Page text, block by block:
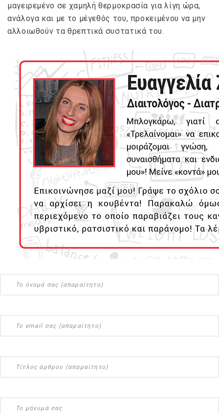
μαγειρεμένο σε χαμηλή θερμοκρασία για λίγη ώρα,
ανάλογα και με το μέγεθός του, προκειμένου να μην
αλλοιωθούν τα θρεπτικά συστατικά του.